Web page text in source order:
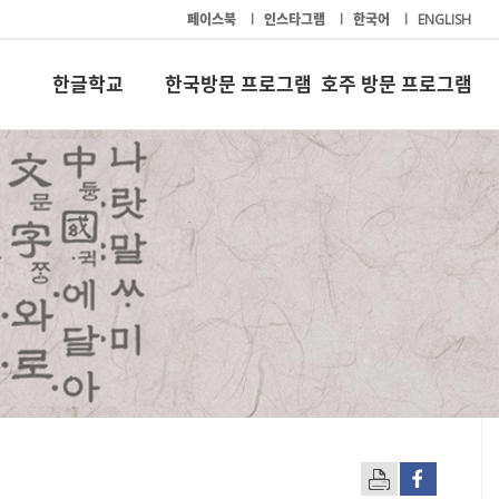
페이스북 l 인스타그램 l 한국어 l ENGLISH
한글학교 한국방문 프로그램 호주 방문 프로그램